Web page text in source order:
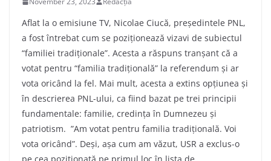
Aflat la o emisiune TV, Nicolae Ciucă, președintele PNL,
a fost întrebat cum se poziționează vizavi de subiectul
“familiei tradiționale”. Acesta a răspuns tranșant că a
votat pentru “familia tradițională” la referendum și ar
vota oricând la fel. Mai mult, acesta a extins opțiunea și
în descrierea PNL-ului, ca fiind bazat pe trei principii
fundamentale: familie, credința în Dumnezeu și
patriotism. ”Am votat pentru familia tradițională. Voi
vota oricând”. Deși, așa cum am văzut, USR a exclus-o